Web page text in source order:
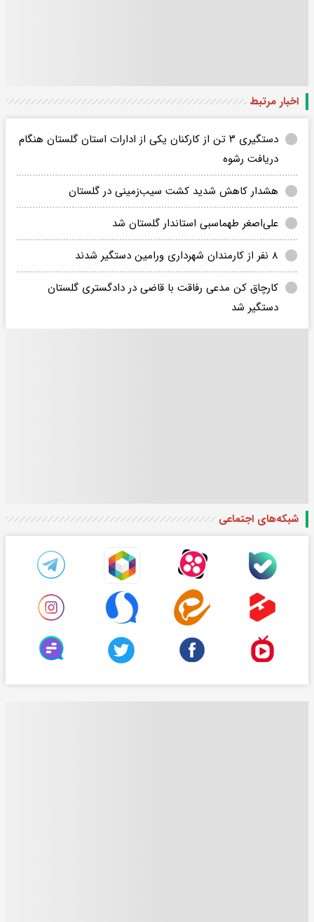
اخبار مرتبط
دستگیری ۳ تن از کارکنان یکی از ادارات استان گلستان هنگام
دریافت رشوه
هشدار کاهش شدید کشت سیب‌زمینی در گلستان
علی‌اصغر طهماسبی استاندار گلستان شد
۸ نفر از کارمندان شهرداری ورامین دستگیر شدند
کارچاق کن مدعی رفاقت با قاضی در دادگستری گلستان
دستگیر شد
شبکه‌های اجتماعی